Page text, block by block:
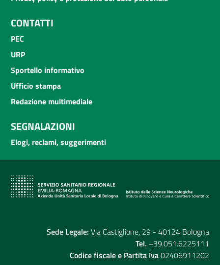
CONTATTI
PEC
URP
Sportello informativo
Ufficio stampa
Redazione multimediale
SEGNALAZIONI
Elogi, reclami, suggerimenti
Sede Legale: Via Castiglione, 29 - 40124 Bologna
Tel. +39.051.6225111
Codice fiscale e Partita Iva02406911202